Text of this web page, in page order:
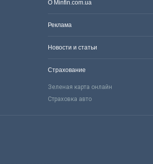
О Minfin.com.ua
Реклама
Новости и статьи
Страхование
Зеленая карта онлайн
Страховка авто